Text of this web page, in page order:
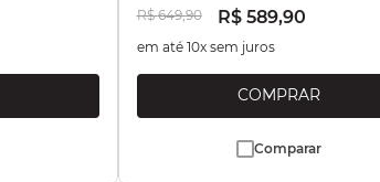
R$ 649,90 R$ 589,90
em até 10x sem juros
Comparar